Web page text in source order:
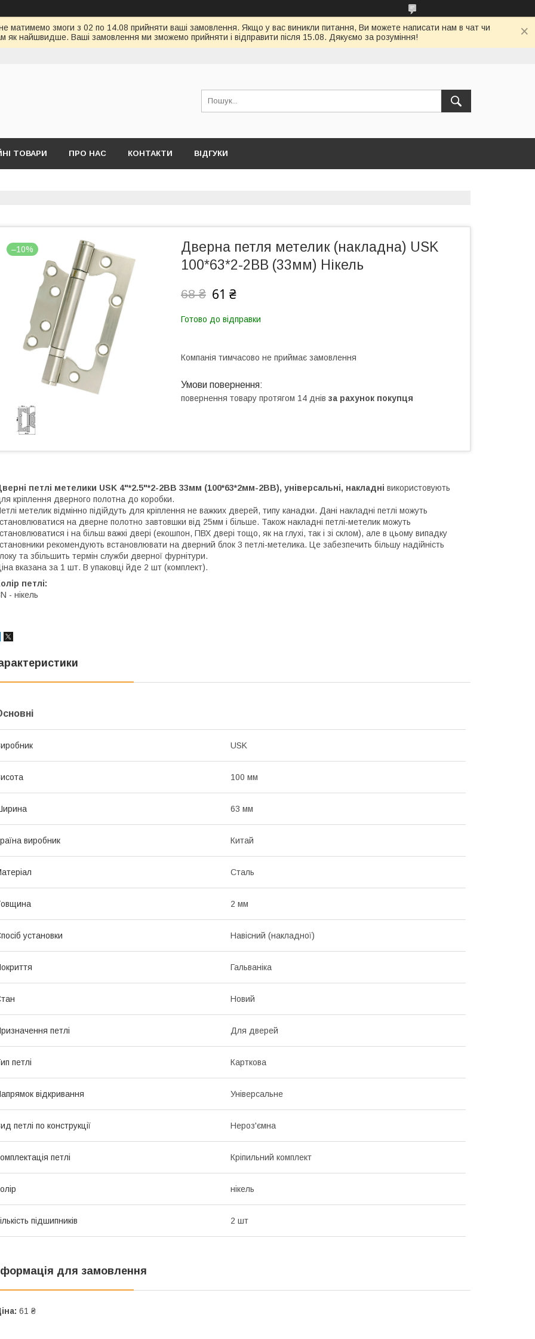
матимемо змоги з 02 по 14.08 прийняти ваші замовлення. Якщо у вас виникли питання, Ви можете написати нам в чат чи
як найшвидше. Ваші замовлення ми зможемо прийняти і відправити після 15.08. Дякуємо за розуміння!
ТОВАРИ ПРО НАС КОНТАКТИ ВІДГУКИ
–10%
Дверна петля метелик (накладна) USK
100*63*2-2BB (33мм) Нікель
68 ₴ 61 ₴
Готово до відправки
Компанія тимчасово не приймає замовлення
повернення товару протягом 14 днів за рахунок покупця
петлі метелики USK 4"*2.5"*2-2BB 33мм (100*63*2мм-2BB), універсальні, накладні використовують
кріплення дверного полотна до коробки.
метелик відмінно підійдуть для кріплення не важких дверей, типу канадки. Дані накладні петлі можуть
на дверне полотно завтовшки від 25мм і більше. Також накладні петлі-метелик можуть
і на більш важкі двері (екошпон, ПВХ двері тощо, як на глухі, так і зі склом), але в цьому випадку
рекомендують встановлювати на дверний блок 3 петлі-метелика. Це забезпечить більшу надійність
та збільшить термін служби дверної фурнітури.
вказана за 1 шт. В упаковці йде 2 шт (комплект).
петлі:
- нікель
USK
100 мм
63 мм
виробник Китай
Сталь
2 мм
установки Навісний (накладної)
Гальваніка
Новий
петлі Для дверей
петлі Карткова
відкривання Універсальне
петлі по конструкції Нероз'ємна
петлі Кріпильний комплект
нікель
підшипників 2 шт
для замовлення
61 ₴